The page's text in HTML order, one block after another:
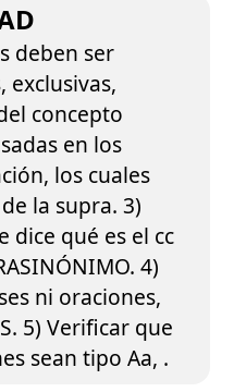
deben ser
exclusivas,
concepto
en los
los cuales
la supra. 3)
dice qué es el cc
4)
ni oraciones,
5) Verificar que
sean tipo Aa, .